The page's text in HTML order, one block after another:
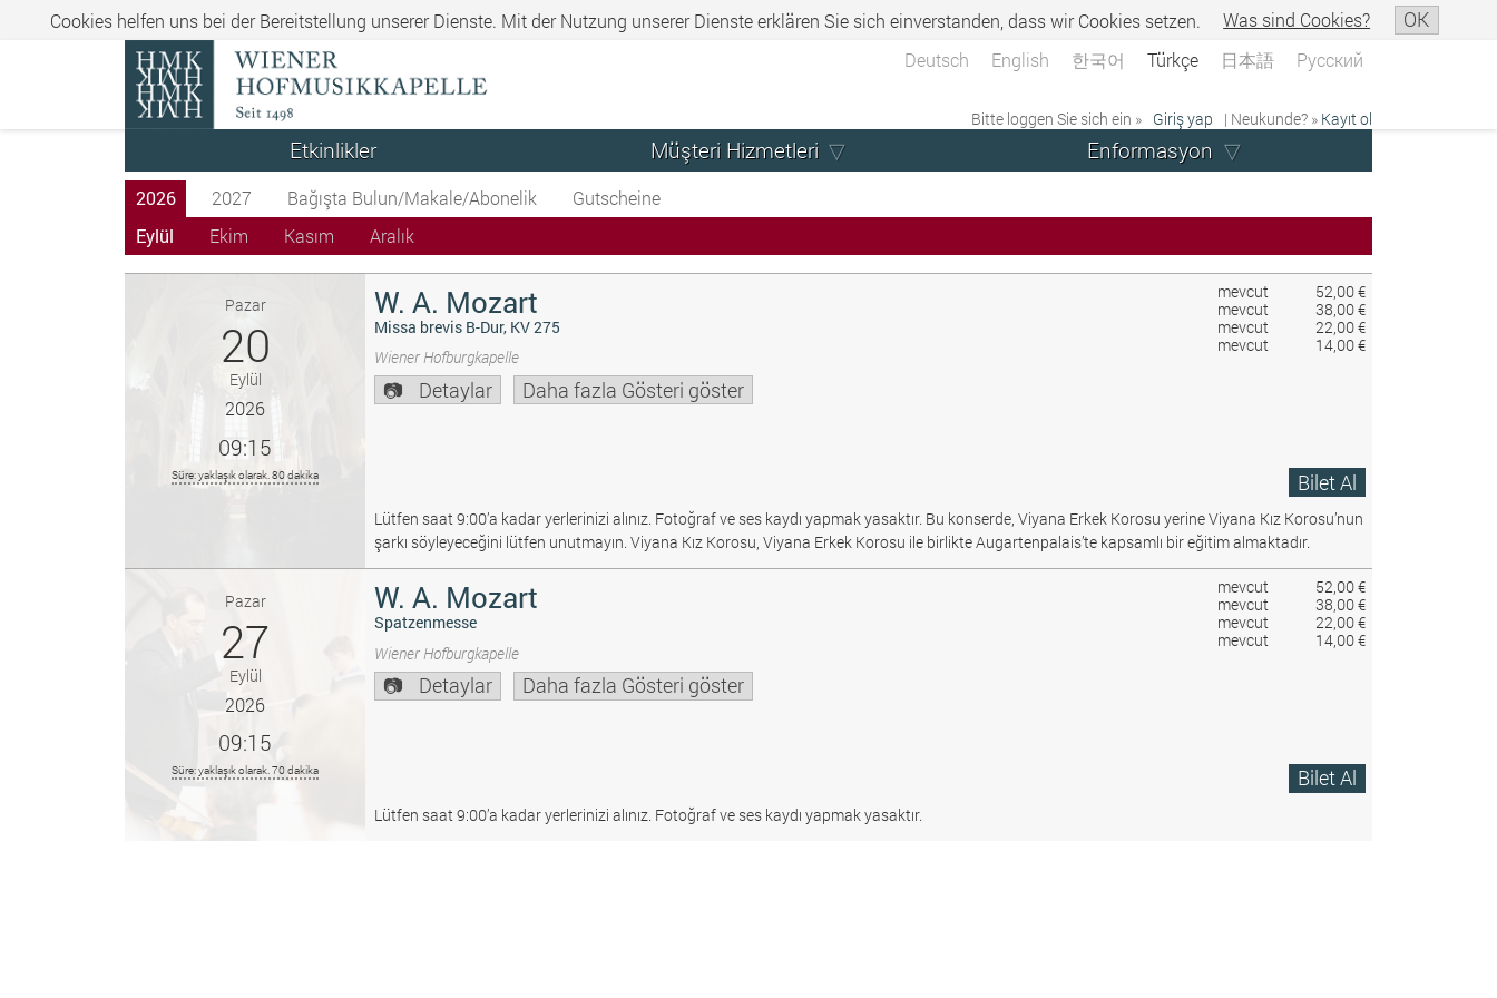
Cookies helfen uns bei der Bereitstellung unserer Dienste. Mit der Nutzung unserer Dienste erklären Sie sich einverstanden, dass wir Cookies setzen. Was sind Cookies? OK
Deutsch English 한국어 Türkçe 日本語 Русский
Bitte loggen Sie sich ein » Giriş yap | Neukunde? » Kayıt ol
Etkinlikler Müşteri Hizmetleri Enformasyon
2026 2027 Bağışta Bulun/Makale/Abonelik
Gutscheine
Eylül
Ekim Kasım Aralık
mevcut
52,00 €
mevcut
38,00 €
mevcut
22,00 €
mevcut
14,00 €
Pazar
20
Eylül
2026
09:15
Süre: yaklaşık olarak. 80 dakika
W. A. Mozart
Missa brevis B-Dur, KV 275
Wiener Hofburgkapelle
Detaylar Daha fazla Gösteri göster
Bilet Al
Lütfen saat 9:00’a kadar yerlerinizi alınız. Fotoğraf ve ses kaydı yapmak yasaktır. Bu konserde, Viyana Erkek Korosu yerine Viyana Kız Korosu’nun
şarkı söyleyeceğini lütfen unutmayın. Viyana Kız Korosu, Viyana Erkek Korosu ile birlikte Augartenpalais’te kapsamlı bir eğitim almaktadır.
mevcut
52,00 €
mevcut
38,00 €
mevcut
22,00 €
mevcut
14,00 €
Pazar
27
Eylül
2026
09:15
Süre: yaklaşık olarak. 70 dakika
W. A. Mozart
Spatzenmesse
Wiener Hofburgkapelle
Detaylar Daha fazla Gösteri göster
Bilet Al
Lütfen saat 9:00’a kadar yerlerinizi alınız. Fotoğraf ve ses kaydı yapmak yasaktır.